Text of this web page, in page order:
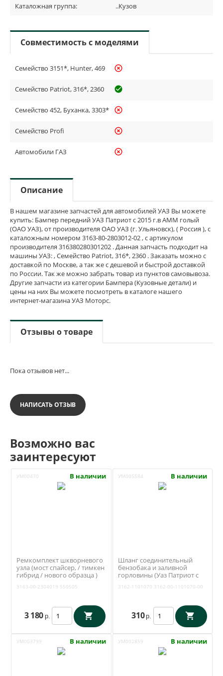
Каталожная группа: ..Кузов
Совместимость с моделями
Семейство 3151*, Hunter, 469 highlight_off
Семейство Patriot, 316*, 2360 check_circle_outline
Семейство 452, Буханка, 3303* highlight_off
Семейство Profi highlight_off
Автомобили ГАЗ highlight_off
Описание
В нашем магазине запчастей для автомобилей УАЗ Вы можете
купить: Бампер передний УАЗ Патриот с 2015 г.в АММ голый
(ОАО УАЗ), от производителя ОАО УАЗ (г. Ульяновск), ( Россия ), с
каталожным номером 3163-80-2803012-02 , с артикулом
производителя 316380280301202 . Данная запчасть подходит на
машины УАЗ: , Семейство Patriot, 316*, 2360 . Заказать можно с
доставкой по Москве, а так же с дешевой и быстрой доставкой
по России. Так же можно забрать товар из пунктов самовывоза.
Другие запчасти из категории Бампера (Кузовные детали) и
цены на них Вы можете посмотреть в каталоге нашего
интернет-магазина УАЗ Моторс.
Отзывы о товаре
Пока отзывов нет...
НАПИСАТЬ ОТЗЫВ
Возможно вас
заинтересуют
УМ00470 В наличии
Ремкомплект шкворневого
узла (мост спайсер, / тимкен
гибрид / нового образца )
шкворневой ключ) (RedBTR)
3163-00-2304019 550505
3 180 р.
УМ005584 В наличии
Шланг соединительный
бензобака и заливной
горловины (Уаз Патриот с
3162-1101070
3162-1101070 3162-00-1101070-00
310 р.
УМ003799 В наличии УМ002859 В наличии